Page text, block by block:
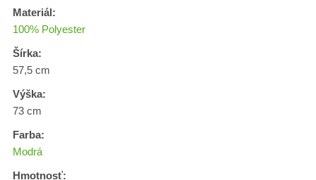
Materiál:
100% Polyester
Šírka:
57,5 cm
Výška:
73 cm
Farba:
Modrá
Hmotnosť: